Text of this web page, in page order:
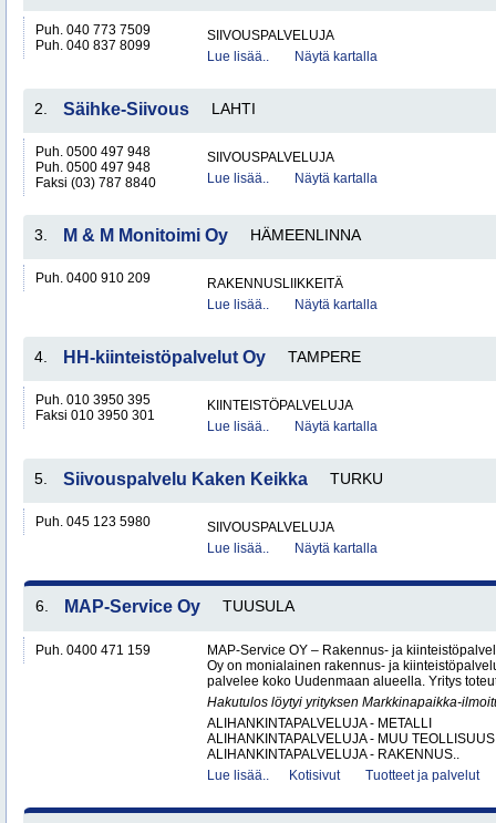
Puh. 040 773 7509
Puh. 040 837 8099
SIIVOUSPALVELUJA
Lue lisää..
Näytä kartalla
2. Säihke-Siivous LAHTI
Puh. 0500 497 948
Puh. 0500 497 948
Faksi (03) 787 8840
SIIVOUSPALVELUJA
Lue lisää..
Näytä kartalla
3. M & M Monitoimi Oy HÄMEENLINNA
Puh. 0400 910 209
RAKENNUSLIIKKEITÄ
Lue lisää..
Näytä kartalla
4. HH-kiinteistöpalvelut Oy TAMPERE
Puh. 010 3950 395
Faksi 010 3950 301
KIINTEISTÖPALVELUJA
Lue lisää..
Näytä kartalla
5. Siivouspalvelu Kaken Keikka TURKU
Puh. 045 123 5980
SIIVOUSPALVELUJA
Lue lisää..
Näytä kartalla
6. MAP-Service Oy TUUSULA
Puh. 0400 471 159
MAP-Service OY – Rakennus- ja
Oy on monialainen rakennus- ja
palvelee koko Uudenmaan alueella. Yritys
Hakutulos löytyi yrityksen Markkinapaikka-
ALIHANKINTAPALVELUJA - METALLI
ALIHANKINTAPALVELUJA - MUU TEOLLISUUS
ALIHANKINTAPALVELUJA - RAKENNUS..
Lue lisää..
Kotisivut Tuotteet ja palvelut